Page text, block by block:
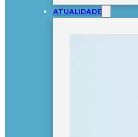
ATUALIDADE